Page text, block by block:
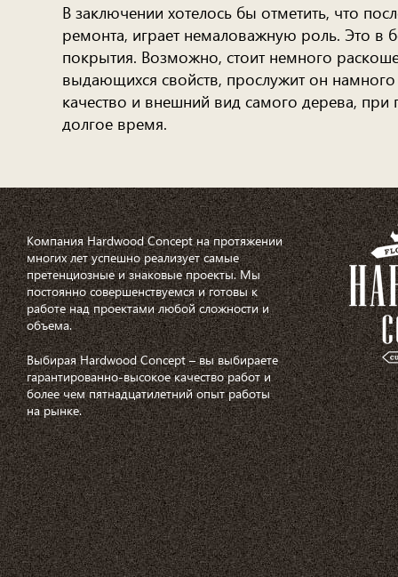
В заключении хотелось бы отметить, что
ремонта, играет немаловажную роль. Это в
покрытия. Возможно, стоит немного
выдающихся свойств, прослужит он
качество и внешний вид самого дерева, при
долгое время.
Компания Hardwood Concept на протяжении
многих лет успешно реализует самые
претенциозные и знаковые проекты. Мы
постоянно совершенствуемся и готовы к
работе над проектами любой сложности и
объема.
Выбирая Hardwood Concept – вы выбираете
гарантированно-высокое качество работ и
более чем пятнадцатилетний опыт работы
на рынке.